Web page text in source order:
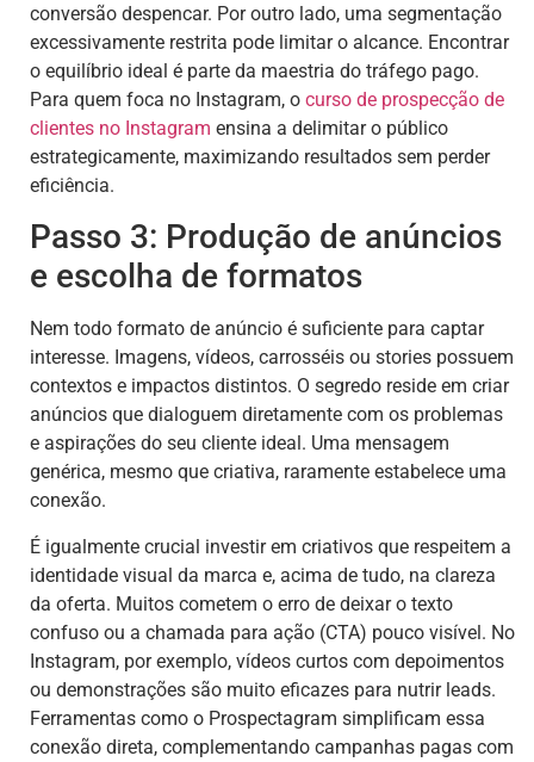
conversão despencar. Por outro lado, uma segmentação
excessivamente restrita pode limitar o alcance. Encontrar
o equilíbrio ideal é parte da maestria do tráfego pago.
Para quem foca no Instagram, o curso de prospecção de
clientes no Instagram ensina a delimitar o público
estrategicamente, maximizando resultados sem perder
eficiência.
Passo 3: Produção de anúncios
e escolha de formatos
Nem todo formato de anúncio é suficiente para captar
interesse. Imagens, vídeos, carrosséis ou stories possuem
contextos e impactos distintos. O segredo reside em criar
anúncios que dialoguem diretamente com os problemas
e aspirações do seu cliente ideal. Uma mensagem
genérica, mesmo que criativa, raramente estabelece uma
conexão.
É igualmente crucial investir em criativos que respeitem a
identidade visual da marca e, acima de tudo, na clareza
da oferta. Muitos cometem o erro de deixar o texto
confuso ou a chamada para ação (CTA) pouco visível. No
Instagram, por exemplo, vídeos curtos com depoimentos
ou demonstrações são muito eficazes para nutrir leads.
Ferramentas como o Prospectagram simplificam essa
conexão direta, complementando campanhas pagas com